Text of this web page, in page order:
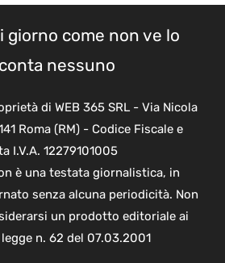
giorno come non ve lo
nessuno
di WEB 365 SRL - Via Nicola
Roma (RM) - Codice Fiscale e
I.V.A. 12279101005
è una testata giornalistica, in
senza alcuna periodicità. Non
un prodotto editoriale ai
n. 62 del 07.03.2001